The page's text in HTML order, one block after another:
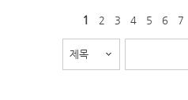
1 2 3 4 5 6 7